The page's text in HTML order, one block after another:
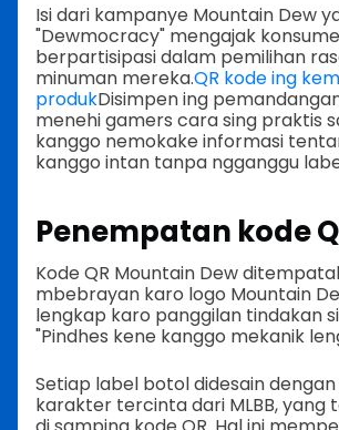
Isi dari kampanye Mountain Dew
"Dewmocracy" mengajak
berpartisipasi dalam pemilihan
minuman mereka.QR kode ing
produkDisimpen ing
menehi gamers cara sing praktis
kanggo nemokake informasi
kanggo intan tanpa ngganggu
Penempatan kode
Kode QR Mountain Dew
mbebrayan karo logo Mountain
lengkap karo panggilan tindakan
"Pindhes kene kanggo mekanik
Setiap label botol didesain
karakter tercinta dari MLBB,